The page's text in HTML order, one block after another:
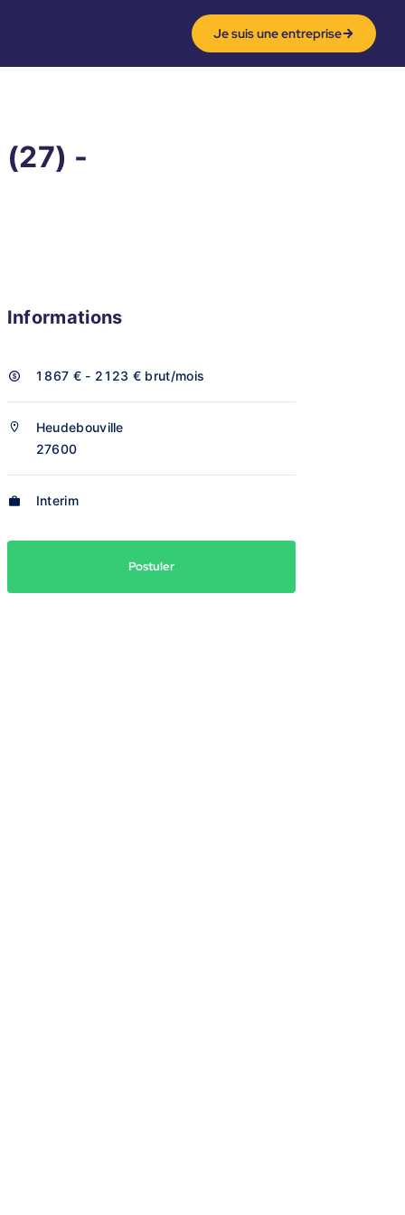
Je suis une entreprise
(27) -
Informations
1 867 € - 2 123 € brut/mois
Heudebouville
27600
Interim
Postuler